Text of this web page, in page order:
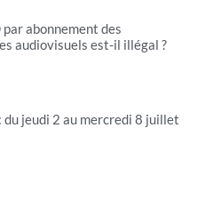
abonnement des
audiovisuels est-il illégal ?
jeudi 2 au mercredi 8 juillet